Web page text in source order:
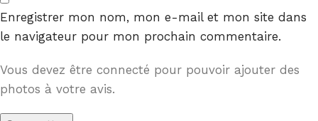
Enregistrer mon nom, mon e-mail et mon site dans
le navigateur pour mon prochain commentaire.
Vous devez être connecté pour pouvoir ajouter des
photos à votre avis.